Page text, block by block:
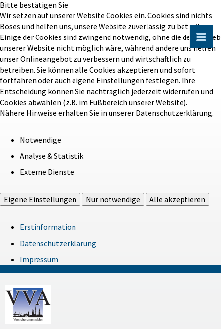
Bitte bestätigen Sie
Wir setzen auf unserer Website Cookies ein. Cookies sind nichts
Böses und helfen uns, unsere Website zuverlässig zu betreiben.
Einige der Cookies sind zwingend notwendig, ohne die der Betrieb
unserer Website nicht möglich wäre, während andere uns helfen
unser Onlineangebot zu verbessern und wirtschaftlich zu
betreiben. Sie können alle Cookies akzeptieren und sofort
fortfahren oder auch eigene Einstellungen festlegen. Ihre
Entscheidung können Sie nachträglich jederzeit widerrufen und
Cookies abwählen (z.B. im Fußbereich unserer Website).
Nähere Hinweise erhalten Sie in unserer Datenschutzerklärung.
Notwendige
Analyse & Statistik
Externe Dienste
Eigene Einstellungen Nur notwendige Alle akzeptieren
Erstinformation
Datenschutzerklärung
Impressum